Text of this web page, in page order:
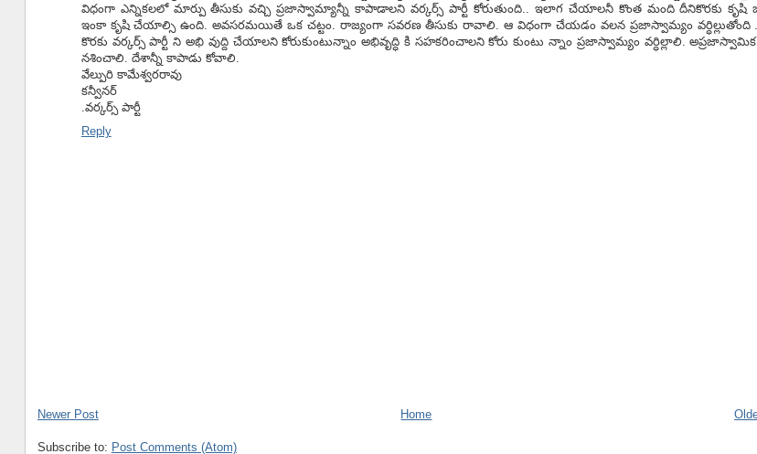
విధంగా ఎన్నికలలో మార్పు తీసుకు వచ్చి ప్రజాస్వామ్యాన్నీ కాపాడాలని వర్కర్స్ పార్టీ కోరుతుంది.. ఇలాగ చేయాలనీ కొంత మంది దీనికొరకు కృషి
ఇంకా కృషి చేయాల్సి ఉంది. అవసరమయితే ఒక చట్టం. రాజ్యంగా సవరణ తీసుకు రావాలి. ఆ విధంగా చేయడం వలన ప్రజాస్వామ్యం వర్ధిల్లుతోంది .
కొరకు వర్కర్స్ పార్టీ ని అభి వుద్ది చేయాలని కోరుకుంటున్నాం అభివృద్ధి కి సహకరించాలని కోరు కుంటు న్నాం ప్రజాస్వామ్యం వర్ధిల్లాలి. అప్రజాస్వామిక
నశించాలి. దేశాన్నీ కాపాడు కోవాలి.
వేల్పురి కామేశ్వరరావు
కన్వీనర్
.వర్కర్స్ పార్టీ
Reply
Newer Post Home
Subscribe to: Post Comments (Atom)